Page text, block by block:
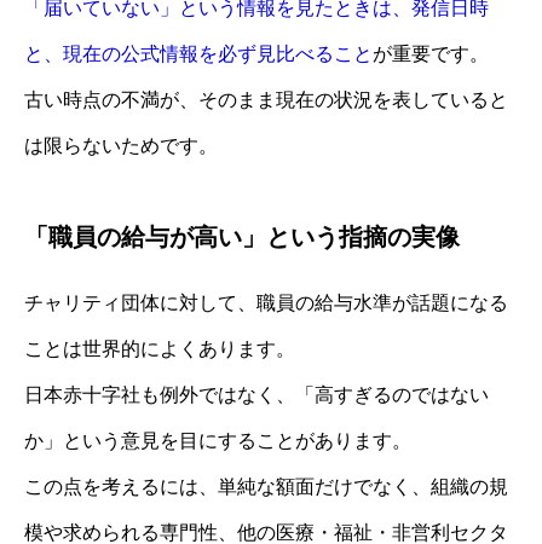
「届いていない」という情報を見たときは、発信日時
と、現在の公式情報を必ず見比べること が重要です。
古い時点の不満が、そのまま現在の状況を表していると
は限らないためです。
「職員の給与が高い」という指摘の実像
チャリティ団体に対して、職員の給与水準が話題になる
ことは世界的によくあります。
日本赤十字社も例外ではなく、「高すぎるのではない
か」という意見を目にすることがあります。
この点を考えるには、単純な額面だけでなく、組織の規
模や求められる専門性、他の医療・福祉・非営利セクタ